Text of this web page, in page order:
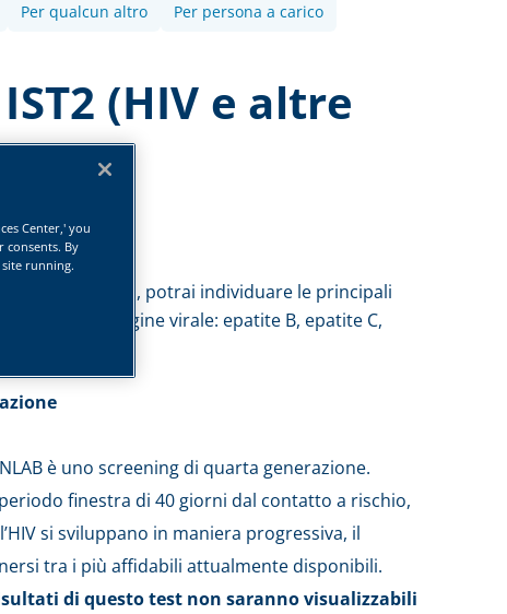
Per qualcun altro Per persona a carico
(HIV e altre
non hai sintomi, potrai individuare le principali
di origine virale: epatite B, epatite C,
è uno screening di quarta generazione.
finestra di 40 giorni dal contatto a rischio,
si sviluppano in maniera progressiva, il
tra i più affidabili attualmente disponibili.
di questo test non saranno visualizzabili
Center,' you
consents. By
running.